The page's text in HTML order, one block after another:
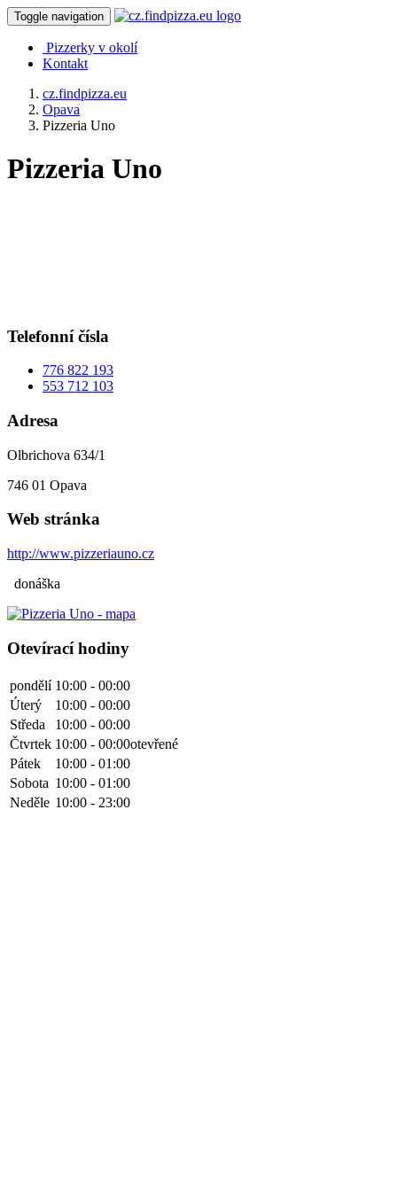
Toggle navigation
Pizzerky v okolí
Kontakt
cz.findpizza.eu
Opava
Pizzeria Uno
Pizzeria Uno
Telefonní čísla
776 822 193
553 712 103
Adresa
Olbrichova 634/1
746 01 Opava
Web stránka
http://www.pizzeriauno.cz
donáška
Otevírací hodiny
pondělí 10:00 - 00:00
Úterý
10:00 - 00:00
Středa
10:00 - 00:00
Čtvrtek 10:00 - 00:00otevřené
Pátek
10:00 - 01:00
Sobota 10:00 - 01:00
Neděle 10:00 - 23:00